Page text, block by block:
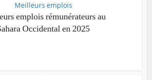
Meilleurs emplois
emplois rémunérateurs au
Occidental en 2025